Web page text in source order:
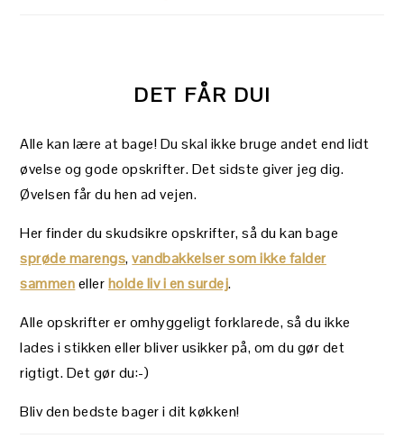
DET FÅR DU!
Alle kan lære at bage! Du skal ikke bruge andet end lidt
øvelse og gode opskrifter. Det sidste giver jeg dig.
Øvelsen får du hen ad vejen.
Her finder du skudsikre opskrifter, så du kan bage
sprøde marengs,vandbakkelser som ikke falder
sammenellerholde liv i en surdej.
Alle opskrifter er omhyggeligt forklarede, så du ikke
lades i stikken eller bliver usikker på, om du gør det
rigtigt. Det gør du:-)
Bliv den bedste bager i dit køkken!